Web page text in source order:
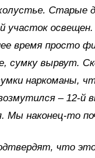
участок
время просто
сумку вырвут.
наркоманы,
– 12-й
Мы наконец-то
что